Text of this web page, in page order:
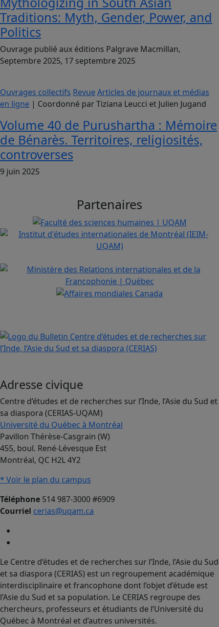
Traditions: Myth, Gender, Power, and
Politics
Ouvrage publié aux éditions Palgrave Macmillan,
Septembre 2025, 17 septembre 2025
Ouvrages collectifs RevueArticles de journaux et médias
en ligne | Coordonné par Tiziana Leucci et Julien Jugand
Volume 40 de Purushartha : Mémoire
de Bénarès. Territoires, religiosités,
controverses
9 juin 2025
Partenaires
Adresse civique
Centre d’études et de recherches sur l’Inde, l’Asie du Sud et
sa diaspora (CERIAS-UQAM)
Université du Québec à Montréal
Pavillon Thérèse-Casgrain (W)
455, boul. René-Lévesque Est
Montréal, QC H2L 4Y2
* Voir le plan du campus
Téléphone 514 987-3000 #6909
Courriel cerias@uqam.ca
Le Centre d’études et de recherches sur l’Inde, l’Asie du Sud
et sa diaspora (CERIAS) est un regroupement académique
interdisciplinaire et francophone dont l’objet d’étude est
l’Asie du Sud et sa population. Le CERIAS regroupe des
chercheurs, professeurs et étudiants de l’Université du
Québec à Montréal et d’autres universités.